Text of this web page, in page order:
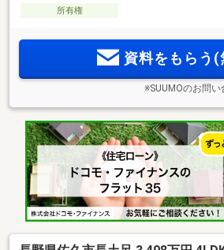
所有権
資料をもらう(
※SUUMOのお問